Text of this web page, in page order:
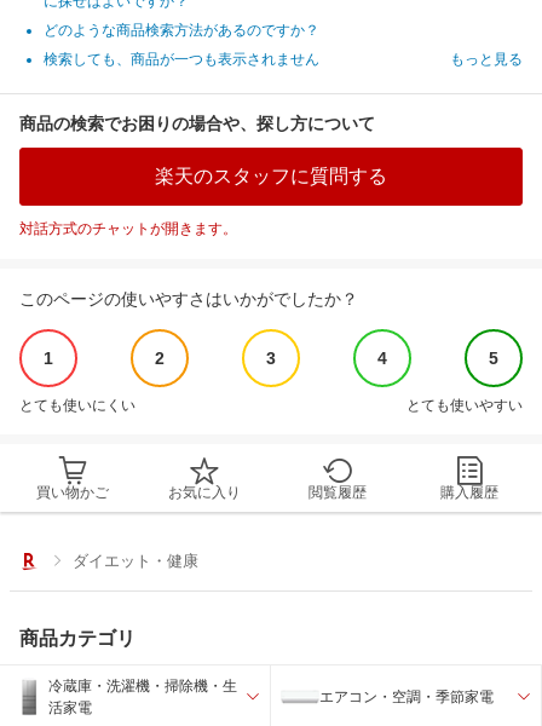
どのような商品検索方法があるのですか？
検索しても、商品が一つも表示されません
もっと見る
商品の検索でお困りの場合や、探し方について
楽天のスタッフに質問する
対話方式のチャットが開きます。
このページの使いやすさはいかがでしたか？
1 2 3 4 5
とても使いにくい とても使いやすい
買い物かご お気に入り 閲覧履歴 購入履歴
ダイエット・健康
商品カテゴリ
冷蔵庫・洗濯機・掃除機・生
活家電
エアコン・空調・季節家電